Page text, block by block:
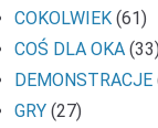
COKOLWIEK (61)
COŚ DLA OKA (33)
DEMONSTRACJE
GRY (27)